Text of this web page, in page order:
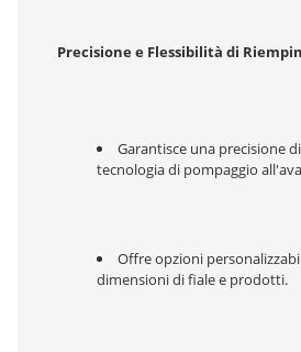
Precisione e Flessibilità di
Garantisce una precisione
tecnologia di pompaggio
Offre opzioni
dimensioni di fiale e prodotti.